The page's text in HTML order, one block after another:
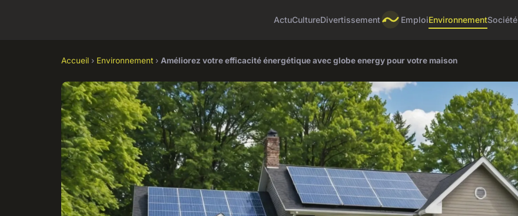
ActuCultureDivertissement EmploiEnvironnementSociété
Accueil › Environnement › Améliorez votre efficacité énergétique avec globe energy pour votre maison